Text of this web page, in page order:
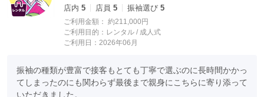
店内 5 店員 5 振袖選び 5
ご利用金額： 約211,000円
ご利用目的： レンタル / 成人式
ご利用日：2026年06月
振袖の種類が豊富で接客もとても丁寧で選ぶのに長時間かかっ
てしまったのにも関わらず最後まで親身にこちらに寄り添って
いただきました。